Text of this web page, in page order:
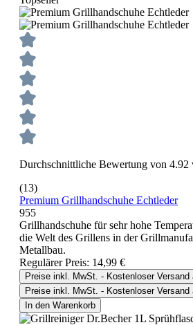
Durchschnittliche Bewertung von 4.92
(13)
Premium Grillhandschuhe Echtleder
955
Grillhandschuhe für sehr hohe
die Welt des Grillens in der
Metallbau.
Regulärer Preis: 14,99 €
Preise inkl. MwSt. - Kostenloser Versand
Preise inkl. MwSt. - Kostenloser Versand
In den Warenkorb